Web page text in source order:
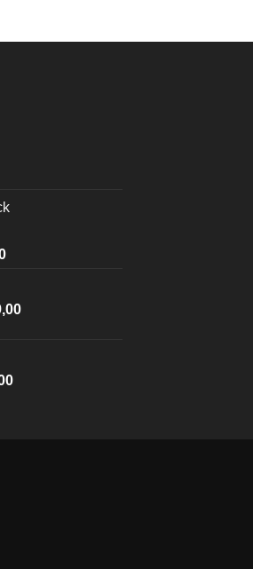
Current
$ 98,00.